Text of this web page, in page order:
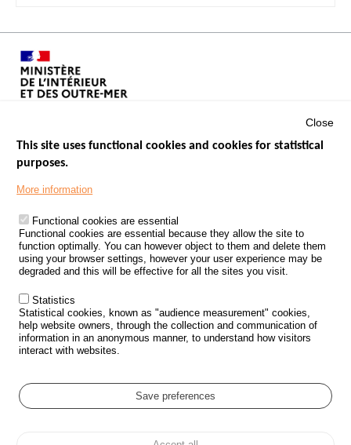
Footer
PROCESSING OF PERSONAL DATA FROM ROAD ACCIDENTS
KNOWLEDGE CENTRE
CALL FOR RESEARCH PROJECTS
ROAD SAFETY POLICY
Outils
EVENTS
GLOSSARY
Cookie settings
Close
This site uses functional cookies and cookies for statistical
purposes.
More information
Functional cookies are essential
Functional cookies are essential because they allow the site to
function optimally. You can however object to them and delete them
using your browser settings, however your user experience may be
degraded and this will be effective for all the sites you visit.
Statistics
Statistical cookies, known as "audience measurement" cookies,
help website owners, through the collection and communication of
information in an anonymous manner, to understand how visitors
interact with websites.
Save preferences